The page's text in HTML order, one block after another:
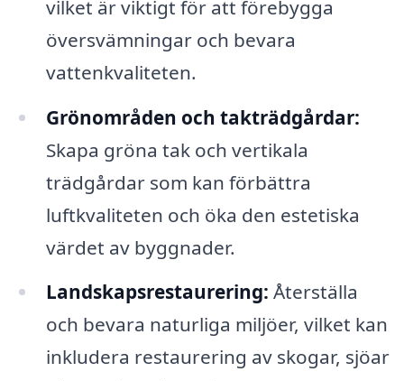
vilket är viktigt för att förebygga
översvämningar och bevara
vattenkvaliteten.
Grönområden och takträdgårdar:
Skapa gröna tak och vertikala
trädgårdar som kan förbättra
luftkvaliteten och öka den estetiska
värdet av byggnader.
Landskapsrestaurering: Återställa
och bevara naturliga miljöer, vilket kan
inkludera restaurering av skogar, sjöar